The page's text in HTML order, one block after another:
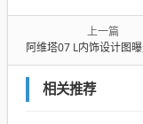
上一篇
阿维塔07 L内饰设计图曝光：延续家族化设计、35.4英寸全景星
相关推荐